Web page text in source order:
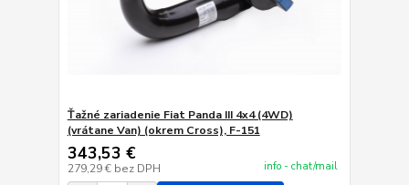
Ťažné zariadenie Fiat Panda III 4x4 (4WD)
(vrátane Van) (okrem Cross), F-151
343,53 €
279,29 € bez DPH info - chat/mail